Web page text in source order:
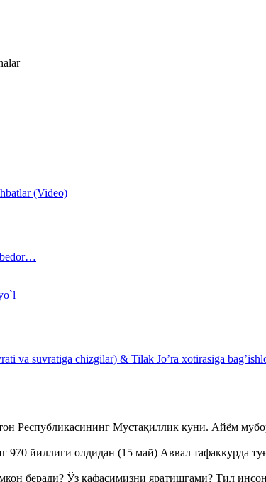
(Video)
bedor…
va suvratiga chizgilar) & Tilak Jo’ra xotirasiga
Республикасининг Мустақиллик куни. Айём
йиллиги олдидан (15 май) Аввал тафаккурда
беради? Ўз қафасимизни яратишгами? Тил